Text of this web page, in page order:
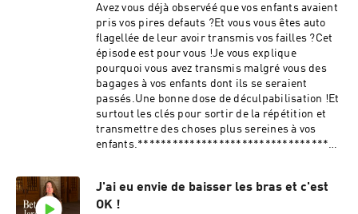
aller plus loin, je t’invite à télécharger une
séance d'hypnose guidée gratuite en cliquant
ici .Chaque mois, je tire au sort un.e gagnant.e
parmi les personnes qui ont pris le temps de
laisser un avis sur le podcast et lui offre mon
pack audio d'hypnose ! Alors, si cet épisode t’a
plu, tu peux le noter 5* ou me laisser un
commentaire sur ta plateforme d’écoute. Cela
m’encourage à développer ce podcast. Merci
r mon site : https://bettyjereczek.frVia le
programme Libre & ConfianteHébergé par
Avez vous déjà observéé que vos enfants avaient
pris vos pires defauts ?Et vous vous êtes auto
flagellée de leur avoir transmis vos failles ?Cet
épisode est pour vous !Je vous explique
pourquoi vous avez transmis malgré vous des
bagages à vos enfants dont ils se seraient
passés.Une bonne dose de déculpabilisation !Et
surtout les clés pour sortir de la répétition et
transmettre des choses plus sereines à vos
enfants.***********************************
traiter avec plus de douceur et construire une
vie épanouissante qui te fait vibrer.Découvrir le
J'ai eu envie de baisser les bras et c'est
OK !